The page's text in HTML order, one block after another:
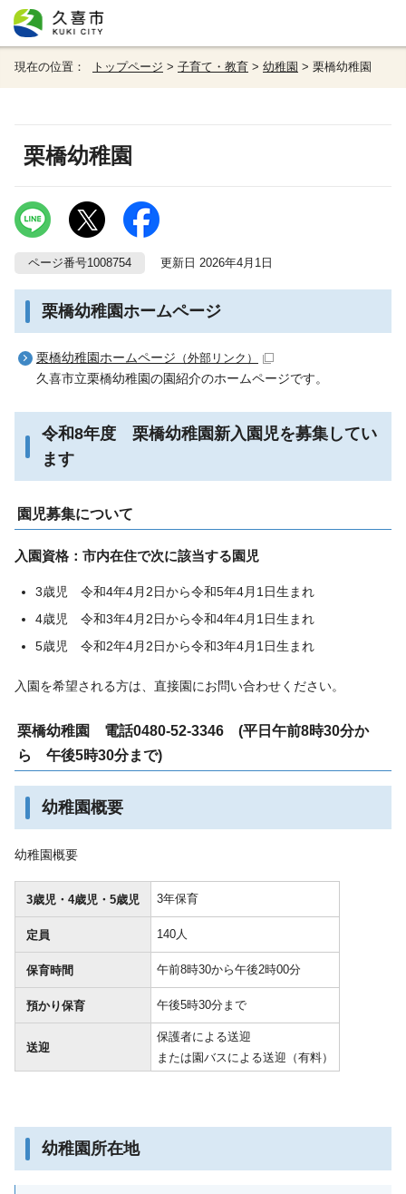
現在の位置： トップページ > 子育て・教育 > 幼稚園 > 栗橋幼稚園
栗橋幼稚園
ページ番号1008754 更新日 2026年4月1日
栗橋幼稚園ホームページ
栗橋幼稚園ホームページ （外部リンク）
久喜市立栗橋幼稚園の園紹介のホームページです。
令和8年度 栗橋幼稚園新入園児を募集してい
ます
園児募集について
入園資格：市内在住で次に該当する園児
3歳児 令和4年4月2日から令和5年4月1日生まれ
4歳児 令和3年4月2日から令和4年4月1日生まれ
5歳児 令和2年4月2日から令和3年4月1日生まれ
入園を希望される方は、直接園にお問い合わせください。
栗橋幼稚園 電話0480-52-3346 (平日午前8時30分か
ら 午後5時30分まで)
幼稚園概要
幼稚園概要
3歳児・4歳児・5歳児 3年保育
定員 140人
保育時間 午前8時30から午後2時00分
預かり保育 午後5時30分まで
送迎
保護者による送迎
または園バスによる送迎（有料）
幼稚園所在地